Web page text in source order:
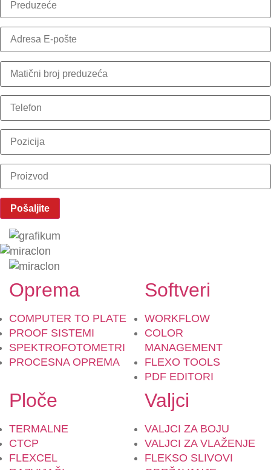
Oprema
COMPUTER TO PLATE
PROOF SISTEMI
SPEKTROFOTOMETRI
PROCESNA OPREMA
Softveri
WORKFLOW
COLOR
MANAGEMENT
FLEXO TOOLS
PDF EDITORI
Ploče
TERMALNE
CTCP
FLEXCEL
Valjci
VALJCI ZA BOJU
VALJCI ZA VLAŽENJE
FLEKSO SLIVOVI